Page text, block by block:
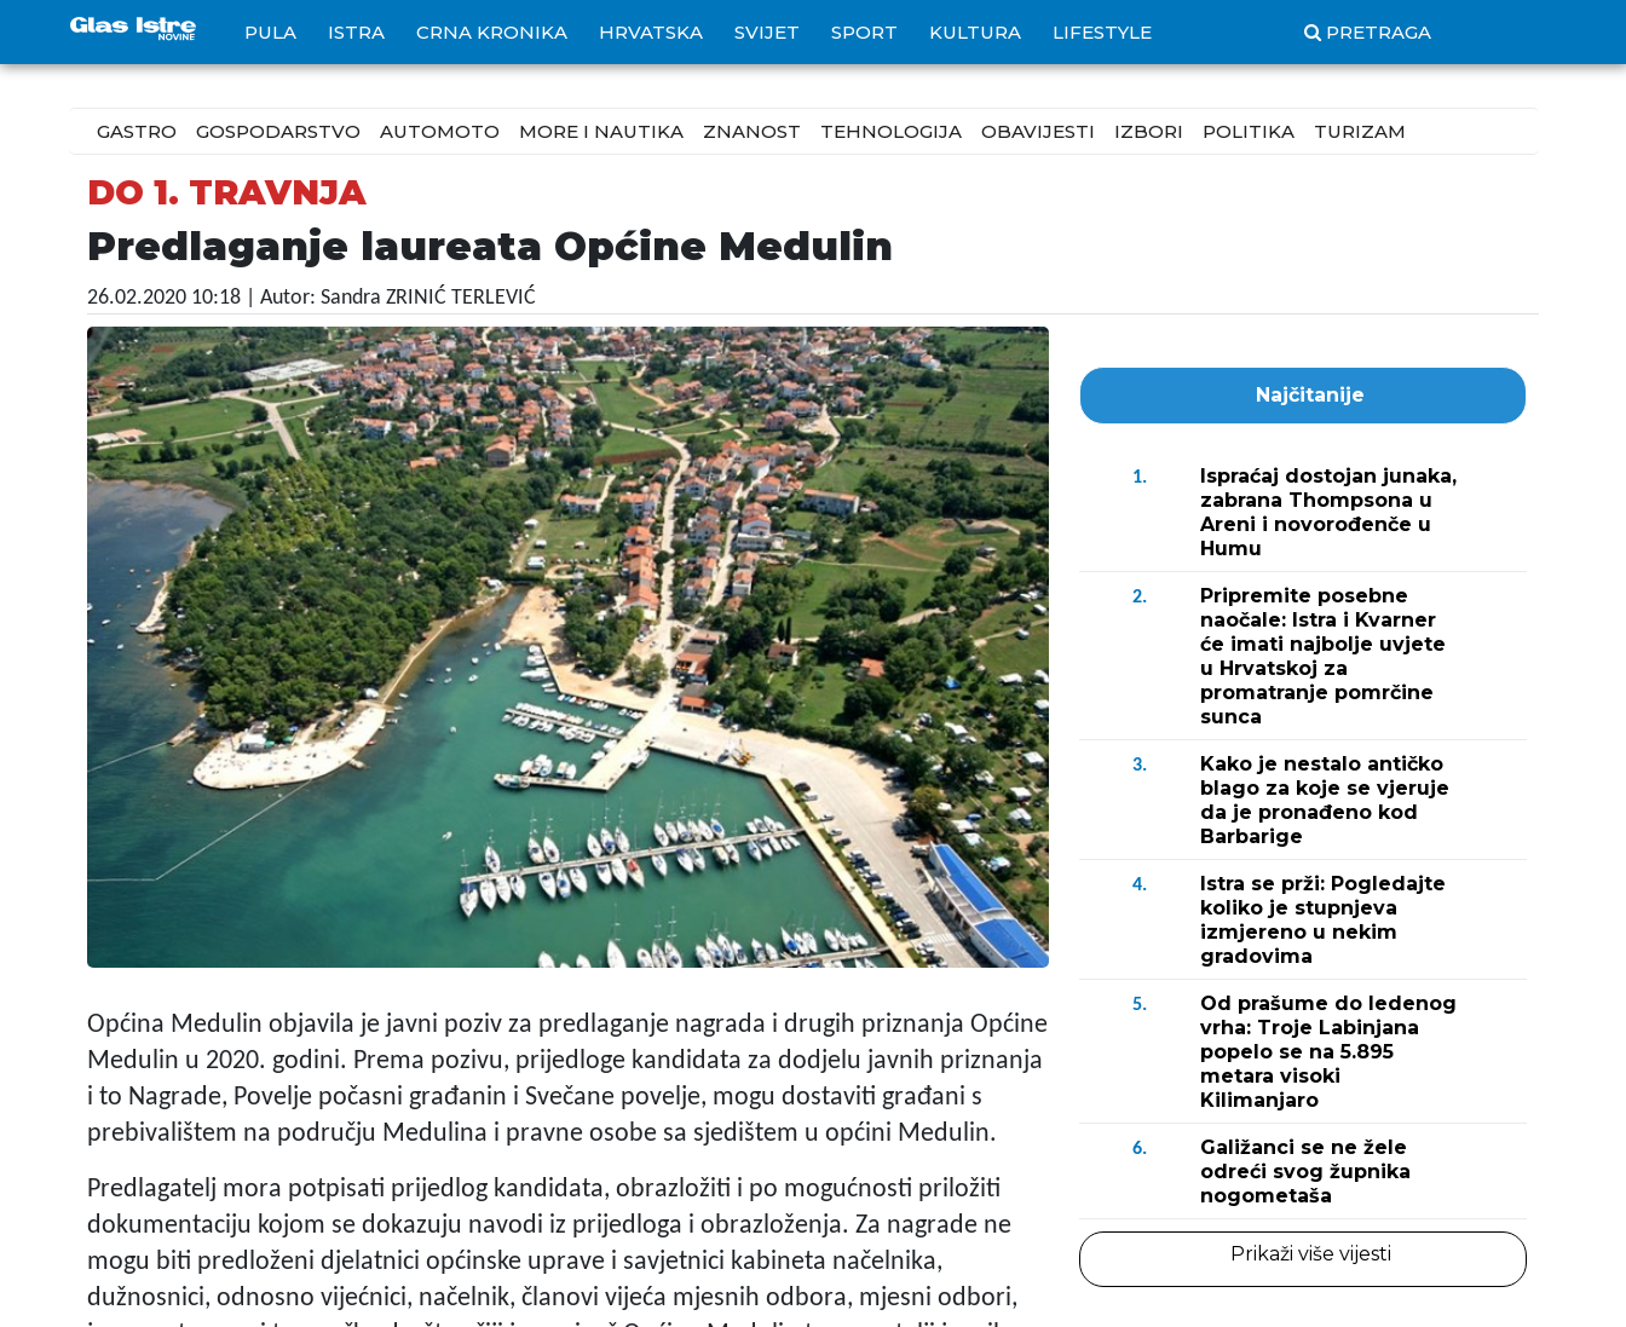
PULA ISTRA CRNA KRONIKA HRVATSKA SVIJET SPORT KULTURA LIFESTYLE PRETRAGA
GASTRO GOSPODARSTVO AUTOMOTO MORE I NAUTIKA ZNANOST TEHNOLOGIJA OBAVIJESTI IZBORI POLITIKA TURIZAM
DO 1. TRAVNJA
Predlaganje laureata Općine Medulin
26.02.2020 10:18 | Autor: Sandra ZRINIĆ TERLEVIĆ
Općina Medulin objavila je javni poziv za predlaganje nagrada i drugih priznanja Općine
Medulin u 2020. godini. Prema pozivu, prijedloge kandidata za dodjelu javnih priznanja
i to Nagrade, Povelje počasni građanin i Svečane povelje, mogu dostaviti građani s
prebivalištem na području Medulina i pravne osobe sa sjedištem u općini Medulin.
Predlagatelj mora potpisati prijedlog kandidata, obrazložiti i po mogućnosti priložiti
dokumentaciju kojom se dokazuju navodi iz prijedloga i obrazloženja. Za nagrade ne
mogu biti predloženi djelatnici općinske uprave i savjetnici kabineta načelnika,
dužnosnici, odnosno vijećnici, načelnik, članovi vijeća mjesnih odbora, mjesni odbori,
Najčitanije
1.
Ispraćaj dostojan junaka,
zabrana Thompsona u
Areni i novorođenče u
Humu
2.
Pripremite posebne
naočale: Istra i Kvarner
će imati najbolje uvjete
u Hrvatskoj za
promatranje pomrčine
sunca
3.
Kako je nestalo antičko
blago za koje se vjeruje
da je pronađeno kod
Barbarige
4.
Istra se prži: Pogledajte
koliko je stupnjeva
izmjereno u nekim
gradovima
5.
Od prašume do ledenog
vrha: Troje Labinjana
popelo se na 5.895
metara visoki
Kilimanjaro
6.
Galižanci se ne žele
odreći svog župnika
nogometaša
Prikaži više vijesti